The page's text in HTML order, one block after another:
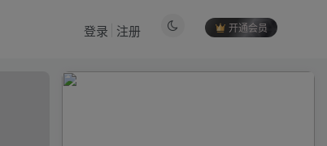
开通会员
登录 注册